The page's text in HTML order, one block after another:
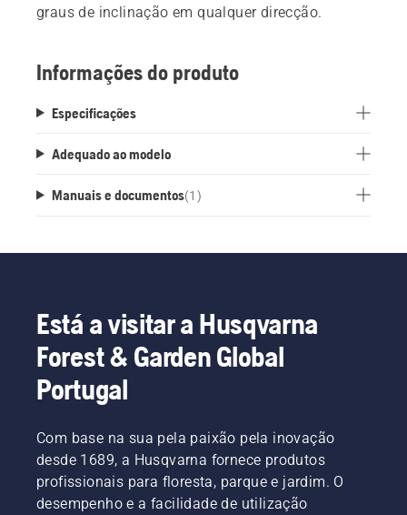
graus de inclinação em qualquer direcção.
Informações do produto
Especificações
Adequado ao modelo
Manuais e documentos(1 )
Está a visitar a Husqvarna
Forest & Garden Global
Portugal
Com base na sua pela paixão pela inovação
desde 1689, a Husqvarna fornece produtos
profissionais para floresta, parque e jardim. O
desempenho e a facilidade de utilização